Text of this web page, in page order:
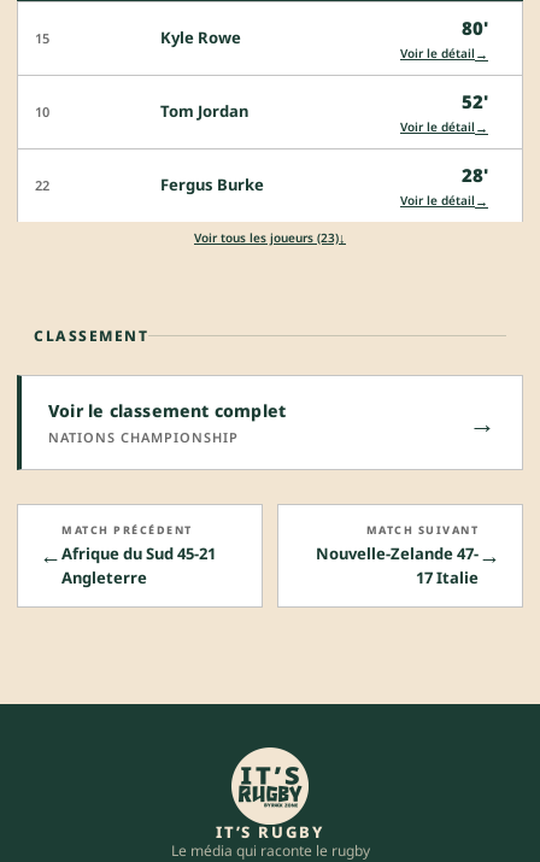
15 Kyle Rowe 80'
Voir le détail →
10 Tom Jordan 52'
Voir le détail →
22 Fergus Burke 28'
Voir le détail →
Voir tous les joueurs (23)↓
CLASSEMENT
Voir le classement complet
NATIONS CHAMPIONSHIP →
←
MATCH PRÉCÉDENT
Afrique du Sud 45-21
Angleterre
→
MATCH SUIVANT
Nouvelle-Zelande 47-
17 Italie
IT’S RUGBY
Le média qui raconte le rugby